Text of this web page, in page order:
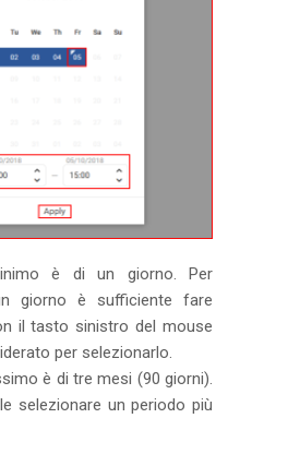
è di un giorno. Per
giorno è sufficiente fare
il tasto sinistro del mouse
per selezionarlo.
è di tre mesi (90 giorni).
selezionare un periodo più